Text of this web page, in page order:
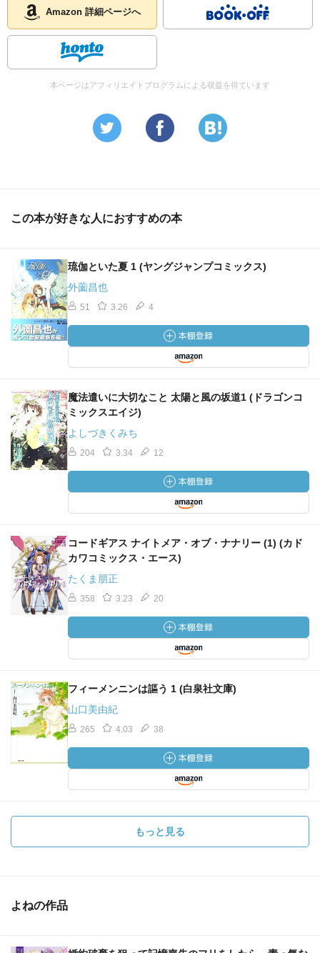
Amazon 詳細ページへ
本ページはアフィリエイトプログラムによる収益を得ています
この本が好きな人におすすめの本
琉伽といた夏 1 (ヤングジャンプコミックス)
外薗昌也
51 3.26 4
魔法遣いに大切なこと 太陽と風の坂道1 (ドラゴンコ
ミックスエイジ)
よしづきくみち
204 3.34 12
コードギアス ナイトメア・オブ・ナナリー (1) (カド
カワコミックス・エース)
たくま朋正
358 3.23 20
フィーメンニンは謳う 1 (白泉社文庫)
山口美由紀
265 4.03 38
もっと見る
よねの作品